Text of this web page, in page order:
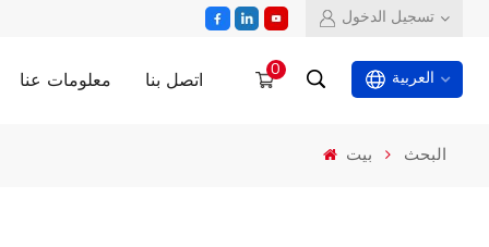
تسجيل الدخول
معلومات عنا اتصل بنا 0
العربية
بيت البحث